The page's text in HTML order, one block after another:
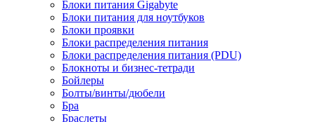
Блоки питания Gigabyte
Блоки питания для ноутбуков
Блоки проявки
Блоки распределения питания
Блоки распределения питания (PDU)
Блокноты и бизнес-тетради
Бойлеры
Болты/винты/дюбели
Бра
Браслеты